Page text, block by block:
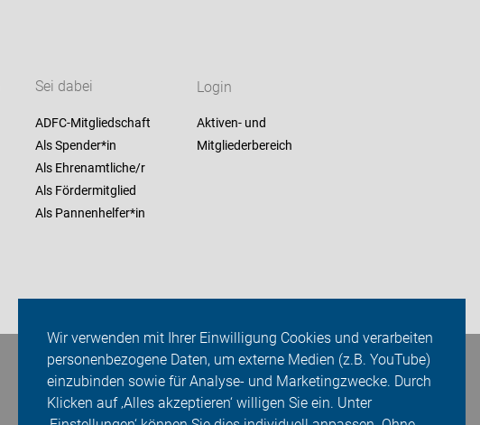
Wir verwenden mit Ihrer Einwilligung Cookies und verarbeiten
personenbezogene Daten, um externe Medien (z.B. YouTube)
einzubinden sowie für Analyse- und Marketingzwecke. Durch
Klicken auf ‚Alles akzeptieren‘ willigen Sie ein. Unter
Sei dabei
ADFC-Mitgliedschaft
Als Spender*in
Als Ehrenamtliche/r
Als Fördermitglied
Als Pannenhelfer*in
Login
Aktiven- und
Mitgliederbereich